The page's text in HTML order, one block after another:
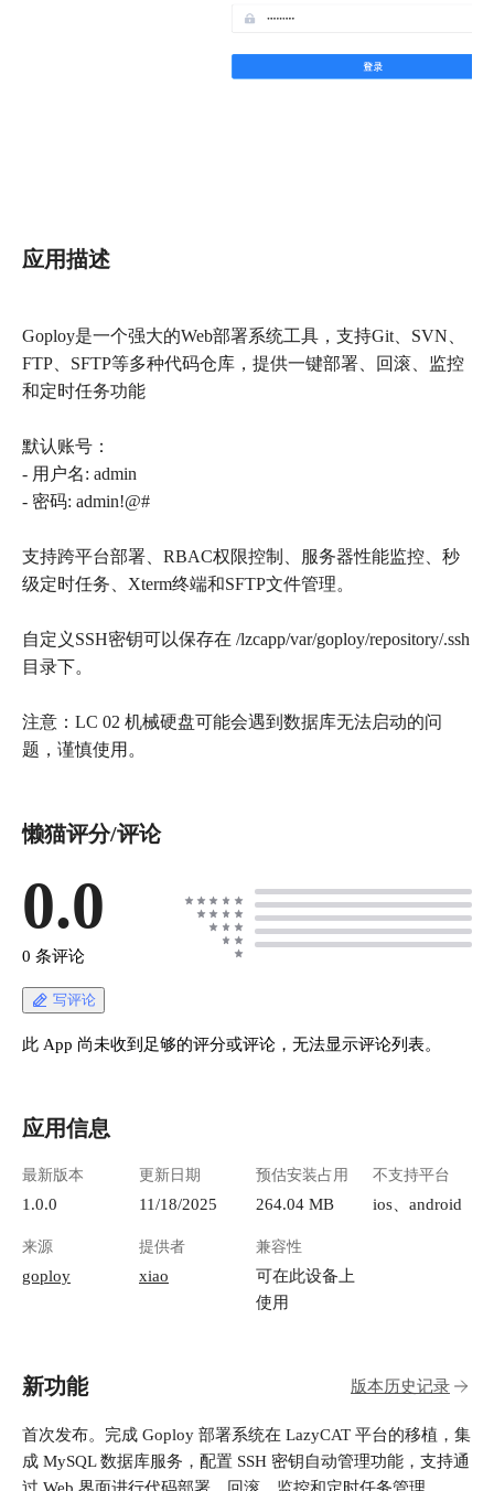
应用描述
Goploy是一个强大的Web部署系统工具，支持Git、SVN、
FTP、SFTP等多种代码仓库，提供一键部署、回滚、监控
和定时任务功能
默认账号：
- 用户名: admin
- 密码: admin!@#
支持跨平台部署、RBAC权限控制、服务器性能监控、秒
级定时任务、Xterm终端和SFTP文件管理。
自定义SSH密钥可以保存在 /lzcapp/var/goploy/repository/.ssh
目录下。
注意：LC 02 机械硬盘可能会遇到数据库无法启动的问
题，谨慎使用。
懒猫评分/评论
0.0
0 条评论
写评论
此 App 尚未收到足够的评分或评论，无法显示评论列表。
应用信息
最新版本
1.0.0
更新日期
11/18/2025
预估安装占用
264.04 MB
不支持平台
ios、android
来源
goploy
提供者
xiao
兼容性
可在此设备上
使用
新功能 版本历史记录
首次发布。完成 Goploy 部署系统在 LazyCAT 平台的移植，集
成 MySQL 数据库服务，配置 SSH 密钥自动管理功能，支持通